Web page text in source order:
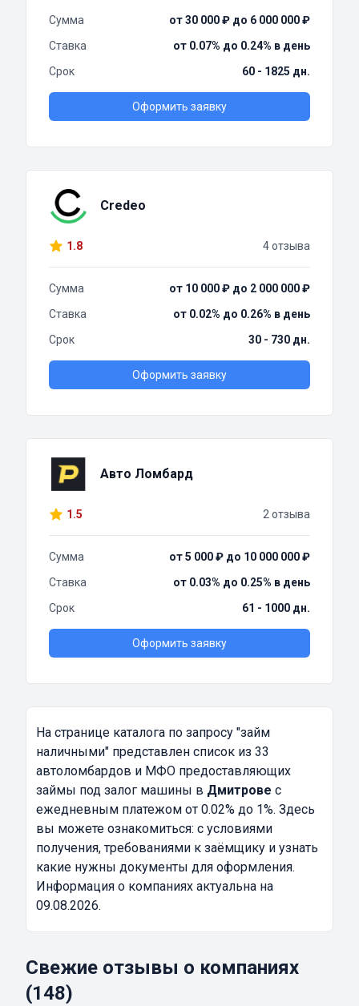
Сумма
от 30 000 ₽ до 6 000 000 ₽
Ставка
от 0.07% до 0.24% в день
Срок
60 - 1825 дн.
Оформить заявку
Credeo
1.8 4 отзыва
Сумма
от 10 000 ₽ до 2 000 000 ₽
Ставка
от 0.02% до 0.26% в день
Срок
30 - 730 дн.
Оформить заявку
Авто Ломбард
1.5 2 отзыва
Сумма
от 5 000 ₽ до 10 000 000 ₽
Ставка
от 0.03% до 0.25% в день
Срок
61 - 1000 дн.
Оформить заявку
На странице каталога по запросу "займ
наличными" представлен список из 33
автоломбардов и МФО предоставляющих
займы под залог машины в Дмитрове с
ежедневным платежом от 0.02% до 1%. Здесь
вы можете ознакомиться: с условиями
получения, требованиями к заёмщику и узнать
какие нужны документы для оформления.
Информация о компаниях актуальна на
09.08.2026.
Свежие отзывы о компаниях
(148)